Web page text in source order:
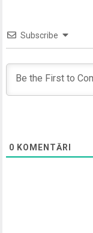
Subscribe
0 KOMENTĀRI